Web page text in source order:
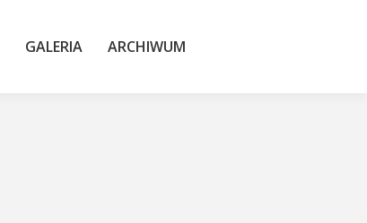
GALERIA ARCHIWUM